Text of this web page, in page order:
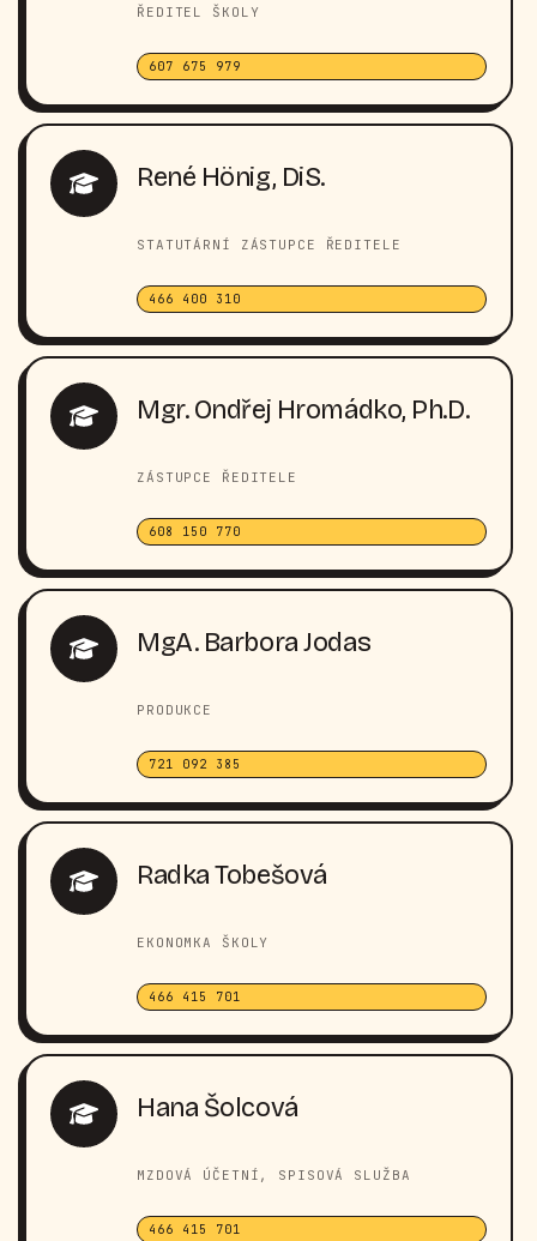
ŘEDITEL ŠKOLY
607 675 979
René Hönig, DiS.
STATUTÁRNÍ ZÁSTUPCE ŘEDITELE
466 400 310
Mgr. Ondřej Hromádko, Ph.D.
ZÁSTUPCE ŘEDITELE
608 150 770
MgA. Barbora Jodas
PRODUKCE
721 092 385
Radka Tobešová
EKONOMKA ŠKOLY
466 415 701
Hana Šolcová
MZDOVÁ ÚČETNÍ, SPISOVÁ SLUŽBA
466 415 701